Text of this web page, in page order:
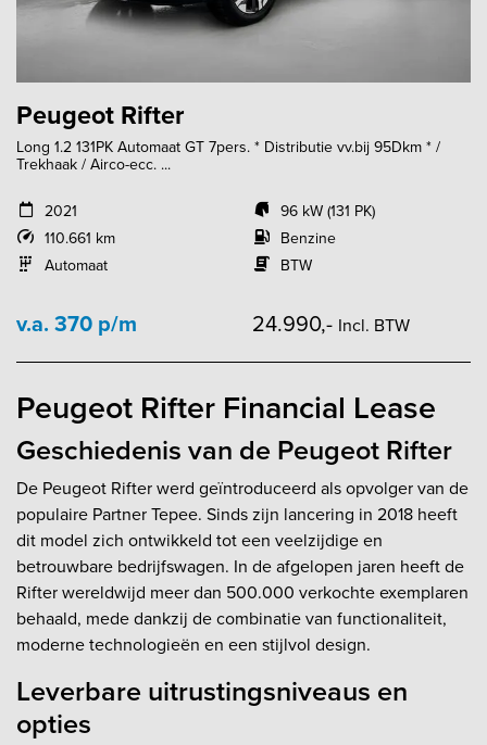
Peugeot Rifter
Long 1.2 131PK Automaat GT 7pers. * Distributie vv.bij 95Dkm * /
Trekhaak / Airco-ecc. ...
2021
110.661 km
Automaat
96 kW (131 PK)
Benzine
BTW
v.a. 370 p/m 24.990,- Incl. BTW
Peugeot Rifter Financial Lease
Geschiedenis van de Peugeot Rifter
De Peugeot Rifter werd geïntroduceerd als opvolger van de
populaire Partner Tepee. Sinds zijn lancering in 2018 heeft
dit model zich ontwikkeld tot een veelzijdige en
betrouwbare bedrijfswagen. In de afgelopen jaren heeft de
Rifter wereldwijd meer dan 500.000 verkochte exemplaren
behaald, mede dankzij de combinatie van functionaliteit,
moderne technologieën en een stijlvol design.
Leverbare uitrustingsniveaus en
opties